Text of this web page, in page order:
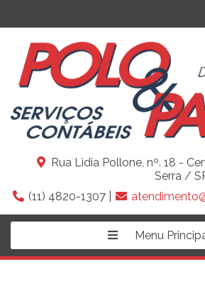
Rua Lidia Pollone, nº. 18 -
Serra /
(11) 4820-1307 |
Menu